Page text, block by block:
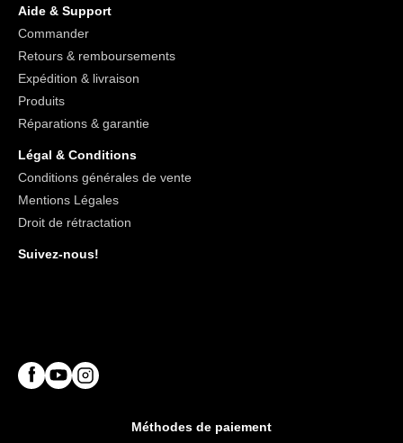
Aide & Support
Commander
Retours & remboursements
Expédition & livraison
Produits
Réparations & garantie
Légal & Conditions
Conditions générales de vente
Mentions Légales
Droit de rétractation
Suivez-nous!
Méthodes de paiement